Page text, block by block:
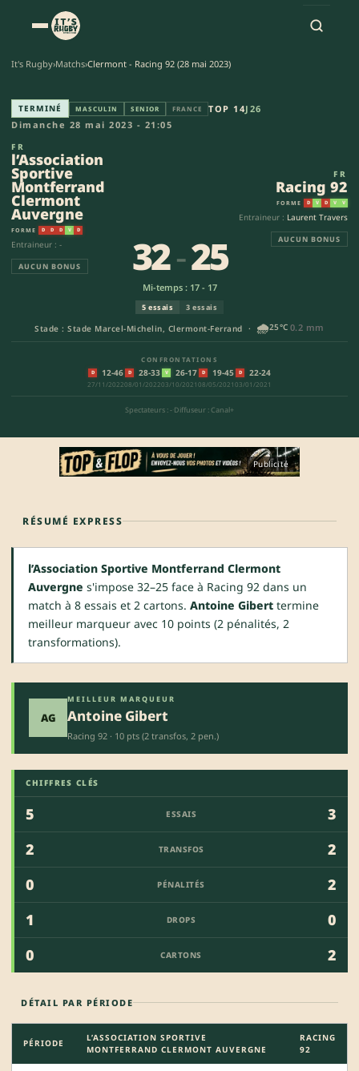
It's Rugby›Matchs›Clermont - Racing 92 (28 mai 2023)
l’Association Sportive
TERMINÉ MASCULIN SENIOR FRANCE TOP 14J26
Dimanche 28 mai 2023 - 21:05
FR
l’Association
Sportive
Montferrand
Clermont
Auvergne
FORME D D D V D
Entraineur : -
AUCUN BONUS
Stade : Stade Marcel-Michelin, Clermont-Ferrand · 🌧️25°C 0.2 mm
32-25
Mi-temps : 17 - 17
5 essais 3 essais
CONFRONTATIONS
D 12-46
27/11/2022
D 28-33
08/01/2022
V 26-17
03/10/2021
D 19-45
08/05/2021
D 22-24
03/01/2021
Spectateurs : - Diffuseur : Canal+
FR
Racing 92
FORME D V D V V
Entraineur : Laurent Travers
AUCUN BONUS
Publicité
RÉSUMÉ EXPRESS
l’Association Sportive Montferrand Clermont
Auvergne s'impose 32–25 face à Racing 92 dans un
match à 8 essais et 2 cartons. Antoine Gibert termine
meilleur marqueur avec 10 points (2 pénalités, 2
transformations).
AG
MEILLEUR MARQUEUR
Antoine Gibert
Racing 92 · 10 pts (2 transfos, 2 pen.)
CHIFFRES CLÉS
5 ESSAIS
3
2
TRANSFOS
2
0
PÉNALITÉS
2
1
DROPS
0
0
CARTONS 2
DÉTAIL PAR PÉRIODE
PÉRIODE
L’ASSOCIATION SPORTIVE
MONTFERRAND CLERMONT AUVERGNE
RACING
92